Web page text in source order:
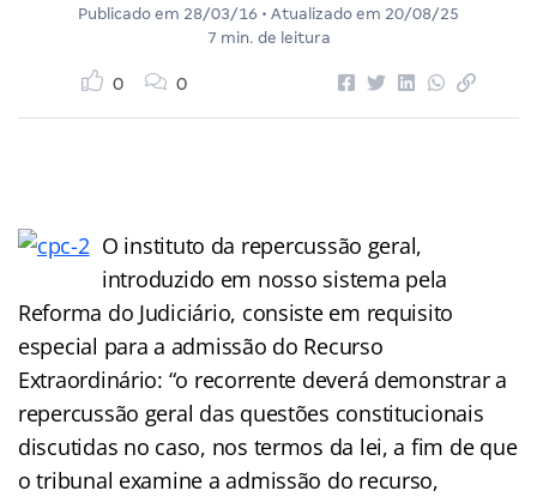
Publicado em 28/03/16 • Atualizado em 20/08/25
7 min. de leitura
0 0
O instituto da repercussão geral,
introduzido em nosso sistema pela
Reforma do Judiciário, consiste em requisito
especial para a admissão do Recurso
Extraordinário: “o recorrente deverá demonstrar a
repercussão geral das questões constitucionais
discutidas no caso, nos termos da lei, a fim de que
o tribunal examine a admissão do recurso,